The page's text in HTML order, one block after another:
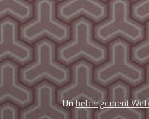
Unhébergement Web